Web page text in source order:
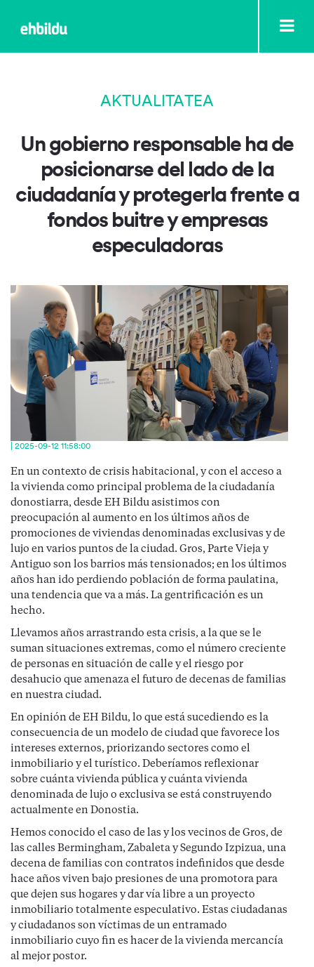
AKTUALITATEA
Un gobierno responsable ha de
posicionarse del lado de la
ciudadanía y protegerla frente a
fondos buitre y empresas
especuladoras
| 2025-09-12 11:58:00
En un contexto de crisis habitacional, y con el acceso a
la vivienda como principal problema de la ciudadanía
donostiarra, desde EH Bildu asistimos con
preocupación al aumento en los últimos años de
promociones de viviendas denominadas exclusivas y de
lujo en varios puntos de la ciudad. Gros, Parte Vieja y
Antiguo son los barrios más tensionados; en los últimos
años han ido perdiendo población de forma paulatina,
una tendencia que va a más. La gentrificación es un
hecho.
Llevamos años arrastrando esta crisis, a la que se le
suman situaciones extremas, como el número creciente
de personas en situación de calle y el riesgo por
desahucio que amenaza el futuro de decenas de familias
en nuestra ciudad.
En opinión de EH Bildu, lo que está sucediendo es la
consecuencia de un modelo de ciudad que favorece los
intereses externos, priorizando sectores como el
inmobiliario y el turístico. Deberíamos reflexionar
sobre cuánta vivienda pública y cuánta vivienda
denominada de lujo o exclusiva se está construyendo
actualmente en Donostia.
Hemos conocido el caso de las y los vecinos de Gros, de
las calles Bermingham, Zabaleta y Segundo Izpizua, una
decena de familias con contratos indefinidos que desde
hace años viven bajo presiones de una promotora para
que dejen sus hogares y dar vía libre a un proyecto
inmobiliario totalmente especulativo. Estas ciudadanas
y ciudadanos son víctimas de un entramado
inmobiliario cuyo fin es hacer de la vivienda mercancía
al mejor postor.